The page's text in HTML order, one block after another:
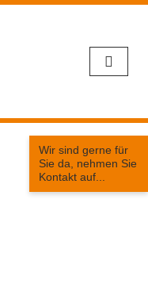
Wir sind gerne für
Sie da, nehmen Sie
Kontakt auf...